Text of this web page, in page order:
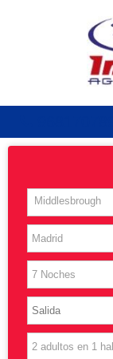
Costas
Vuelos
Islas
Caribe
Grandes Viajes
Middlesbrough